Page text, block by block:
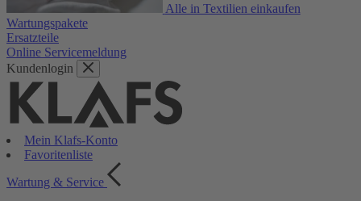
Alle in Textilien einkaufen
Wartungspakete
Ersatzteile
Online Servicemeldung
Kundenlogin
Mein Klafs-Konto
Favoritenliste
Wartung & Service